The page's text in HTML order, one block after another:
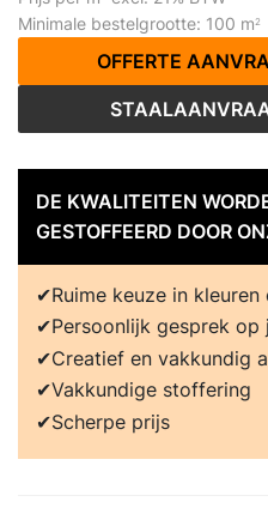
Minimale bestelgrootte: 100 m2
OFFERTE
DE KWALITEITEN
GESTOFFEERD DOOR
Ruime keuze in kleuren
Persoonlijk gesprek
Creatief en vakkundig
Vakkundige stoffering
Scherpe prijs